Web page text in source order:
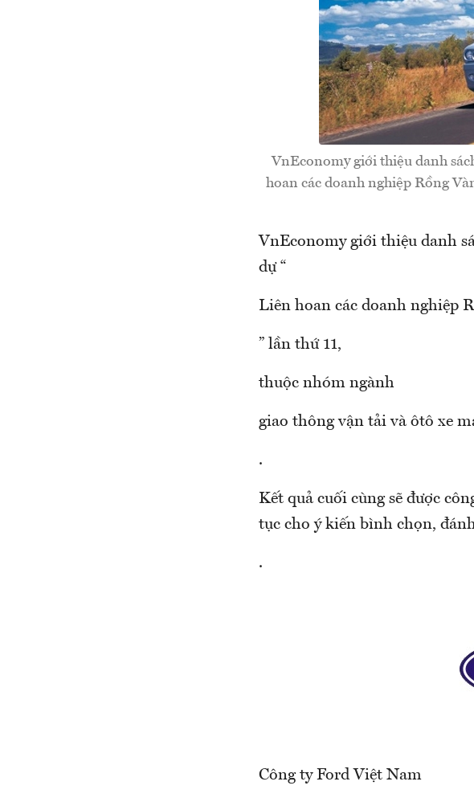
VnEconomy giới thiệu danh
hoan các doanh nghiệp Rồng
VnEconomy giới thiệu danh
dự “
Liên hoan các doanh nghiệp
” lần thứ 11,
thuộc nhóm ngành
giao thông vận tải và ôtô xe
.
Kết quả cuối cùng sẽ được
tục cho ý kiến bình chọn,
.
Công ty Ford Việt Nam